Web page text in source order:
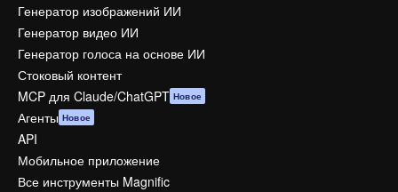
Генератор изображений ИИ
Генератор видео ИИ
Генератор голоса на основе ИИ
Стоковый контент
MCP для Claude/ChatGPT Новое
Агенты Новое
API
Мобильное приложение
Все инструменты Magnific